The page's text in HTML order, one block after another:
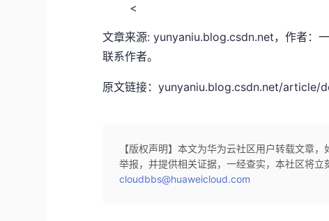
<
文章来源: yunyaniu.blog.csdn.net，作者：
联系作者。
原文链接：yunyaniu.blog.csdn.net/article/
【版权声明】本文为华为云社区用户转载文章
举报，并提供相关证据，一经查实，本社区将立
cloudbbs@huaweicloud.com